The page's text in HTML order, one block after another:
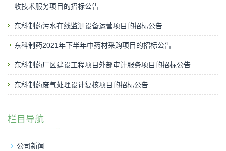
收技术服务项目的招标公告
东科制药污水在线监测设备运营项目的招标公告
东科制药2021年下半年中药材采购项目的招标公告
东科制药厂区建设工程项目外部审计服务项目的招标公告
东科制药废气处理设计复核项目的招标公告
栏目导航
公司新闻